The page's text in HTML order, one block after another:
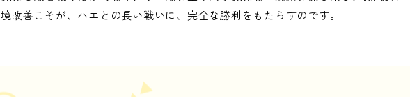
境改善こそが、ハエとの長い戦いに、完全な勝利をもたらすのです。